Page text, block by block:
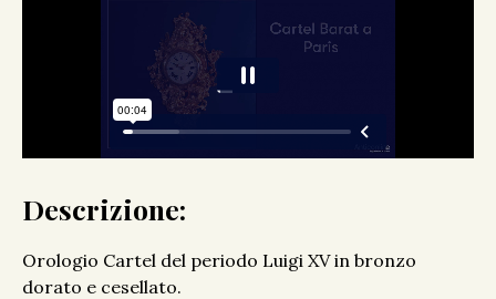
Descrizione:
Orologio Cartel del periodo Luigi XV in bronzo
dorato e cesellato.